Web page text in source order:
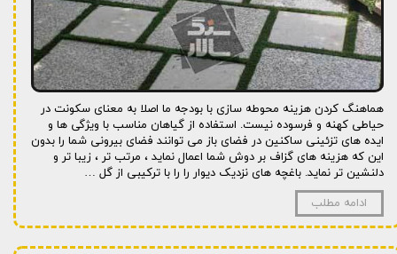
هماهنگ کردن هزینه محوطه سازی با بودجه ما اصلا به معنای سکونت در
حیاطی کهنه و فرسوده نیست. استفاده از گیاهان مناسب با ویژگی ها و
ایده های تزئینی ساکنین در فضای باز می توانند فضای بیرونی شما را بدون
این که هزینه های گزاف بر دوش شما اعمال نماید ، مرتب تر ، زیبا تر و
دلنشین تر نماید. باغچه های نزدیک دیوار را را با ترکیبی از گل …
ادامه مطلب